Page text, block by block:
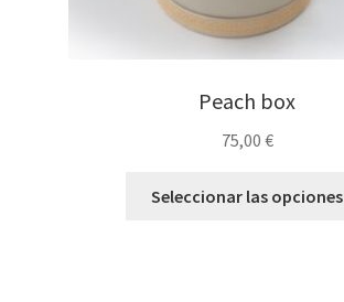
Peach box
75,00 €
Seleccionar las opciones